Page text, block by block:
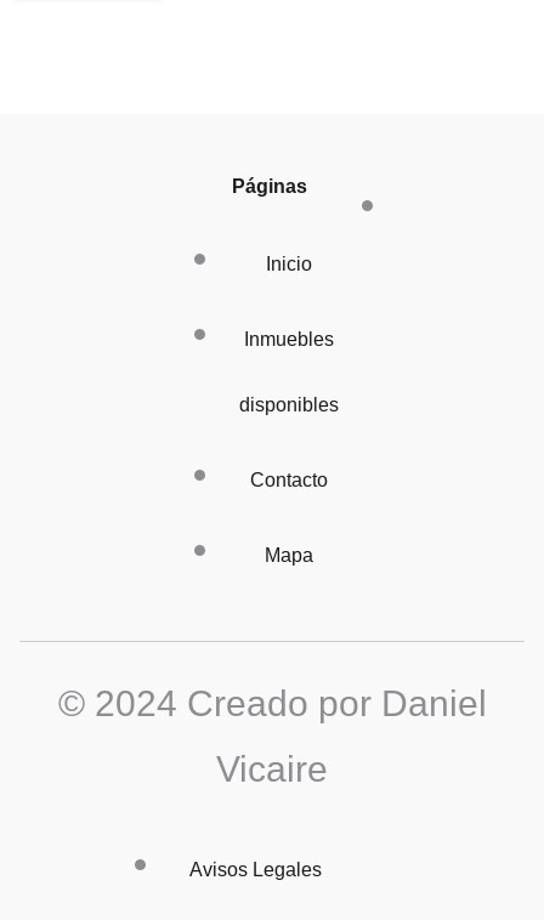
Páginas
Inicio
Inmuebles
disponibles
Contacto
Mapa
© 2024 Creado por Daniel
Vicaire
Avisos Legales